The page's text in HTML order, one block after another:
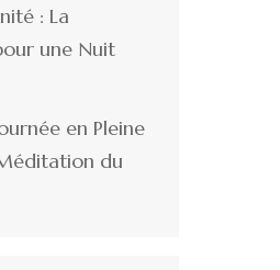
: La
une Nuit
en Pleine
du